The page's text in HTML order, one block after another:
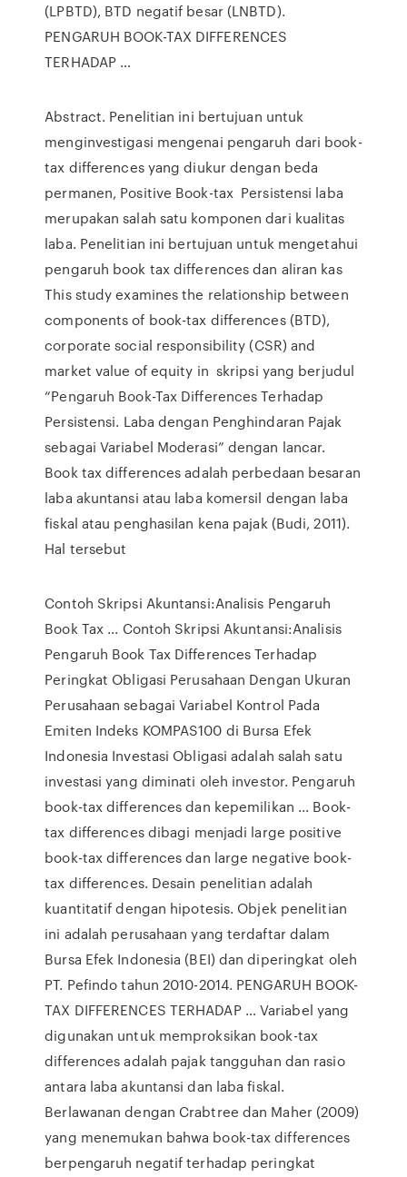
(LPBTD), BTD negatif besar (LNBTD).
PENGARUH BOOK-TAX DIFFERENCES
TERHADAP …
Abstract. Penelitian ini bertujuan untuk
menginvestigasi mengenai pengaruh dari book-
tax differences yang diukur dengan beda
permanen, Positive Book-tax Persistensi laba
merupakan salah satu komponen dari kualitas
laba. Penelitian ini bertujuan untuk mengetahui
pengaruh book tax differences dan aliran kas
This study examines the relationship between
components of book-tax differences (BTD),
corporate social responsibility (CSR) and
market value of equity in skripsi yang berjudul
“Pengaruh Book-Tax Differences Terhadap
Persistensi. Laba dengan Penghindaran Pajak
sebagai Variabel Moderasi” dengan lancar.
Book tax differences adalah perbedaan besaran
laba akuntansi atau laba komersil dengan laba
fiskal atau penghasilan kena pajak (Budi, 2011).
Hal tersebut
Contoh Skripsi Akuntansi:Analisis Pengaruh
Book Tax ... Contoh Skripsi Akuntansi:Analisis
Pengaruh Book Tax Differences Terhadap
Peringkat Obligasi Perusahaan Dengan Ukuran
Perusahaan sebagai Variabel Kontrol Pada
Emiten Indeks KOMPAS100 di Bursa Efek
Indonesia Investasi Obligasi adalah salah satu
investasi yang diminati oleh investor. Pengaruh
book-tax differences dan kepemilikan ... Book-
tax differences dibagi menjadi large positive
book-tax differences dan large negative book-
tax differences. Desain penelitian adalah
kuantitatif dengan hipotesis. Objek penelitian
ini adalah perusahaan yang terdaftar dalam
Bursa Efek Indonesia (BEI) dan diperingkat oleh
PT. Pefindo tahun 2010-2014. PENGARUH BOOK-
TAX DIFFERENCES TERHADAP … Variabel yang
digunakan untuk memproksikan book-tax
differences adalah pajak tangguhan dan rasio
antara laba akuntansi dan laba fiskal.
Berlawanan dengan Crabtree dan Maher (2009)
yang menemukan bahwa book-tax differences
berpengaruh negatif terhadap peringkat